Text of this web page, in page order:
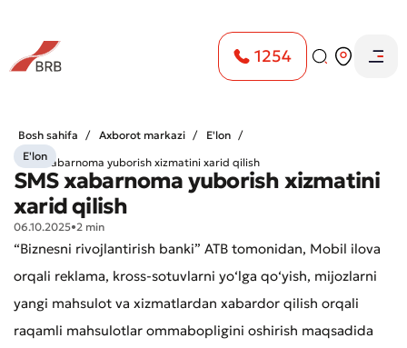
1254
Bosh sahifa Axborot markazi
E'lon
SMS xabarnoma yuborish xizmatini xarid qilish
E'lon
SMS xabarnoma yuborish xizmatini
xarid qilish
06.10.2025•2 min
“Biznesni rivojlantirish banki” ATB tomonidan, Mobil ilova
orqali reklama, kross-sotuvlarni yo‘lga qo‘yish, mijozlarni
yangi mahsulot va xizmatlardan xabardor qilish orqali
raqamli mahsulotlar ommabopligini oshirish maqsadida